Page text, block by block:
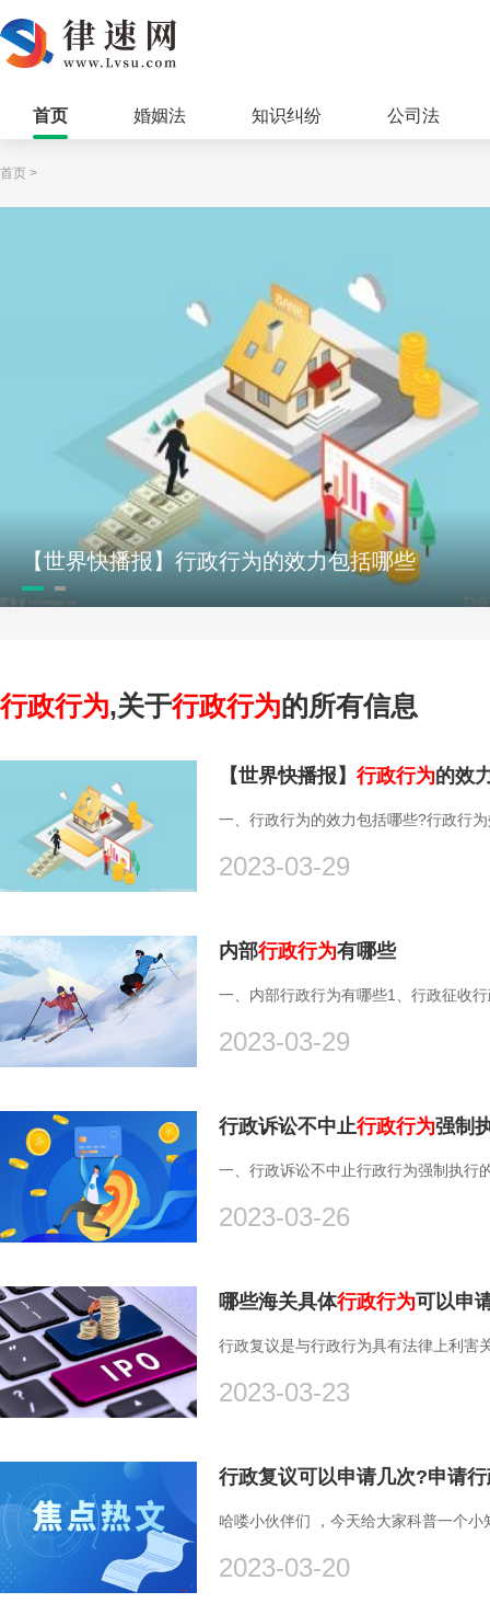
首页 婚姻法 知识纠纷 公司法
首页 >
【世界快播报】行政行为的效力包括哪些
行政行为,关于行政行为的所有信息
【世界快播报】 行政行为的效
一、行政行为的效力包括哪些?行政行
2023-03-29
内部行政行为有哪些
一、内部行政行为有哪些1、行政征收
2023-03-29
行政诉讼不中止行政行为强制
一、行政诉讼不中止行政行为强制执行
2023-03-26
哪些海关具体行政行为可以申
行政复议是与行政行为具有法律上利害
2023-03-23
行政复议可以申请几次?申请
哈喽小伙伴们 ，今天给大家科普一个
2023-03-20